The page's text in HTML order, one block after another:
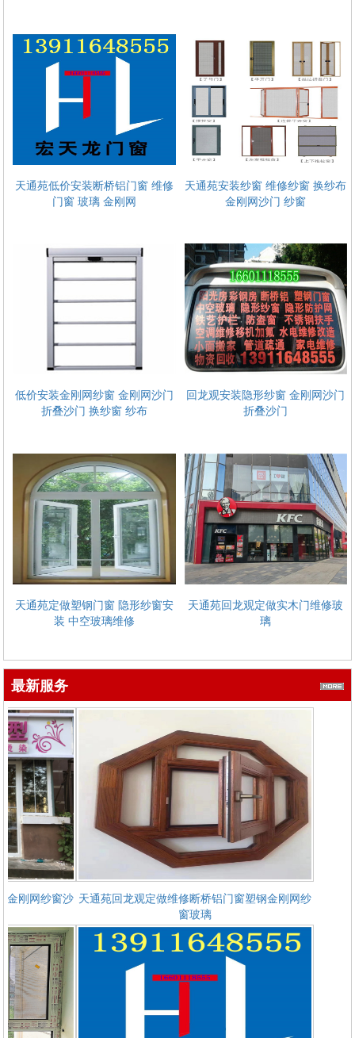
天通苑低价安装断桥铝门窗 维修
门窗 玻璃 金刚网
天通苑安装纱窗 维修纱窗 换纱布
金刚网沙门 纱窗
低价安装金刚网纱窗 金刚网沙门
折叠沙门 换纱窗 纱布
回龙观安装隐形纱窗 金刚网沙门
折叠沙门
天通苑定做塑钢门窗 隐形纱窗安
装 中空玻璃维修
天通苑回龙观定做实木门维修玻
璃
最新服务
金刚网纱窗沙 天通苑回龙观定做维修断桥铝门窗塑钢金刚网纱
窗玻璃